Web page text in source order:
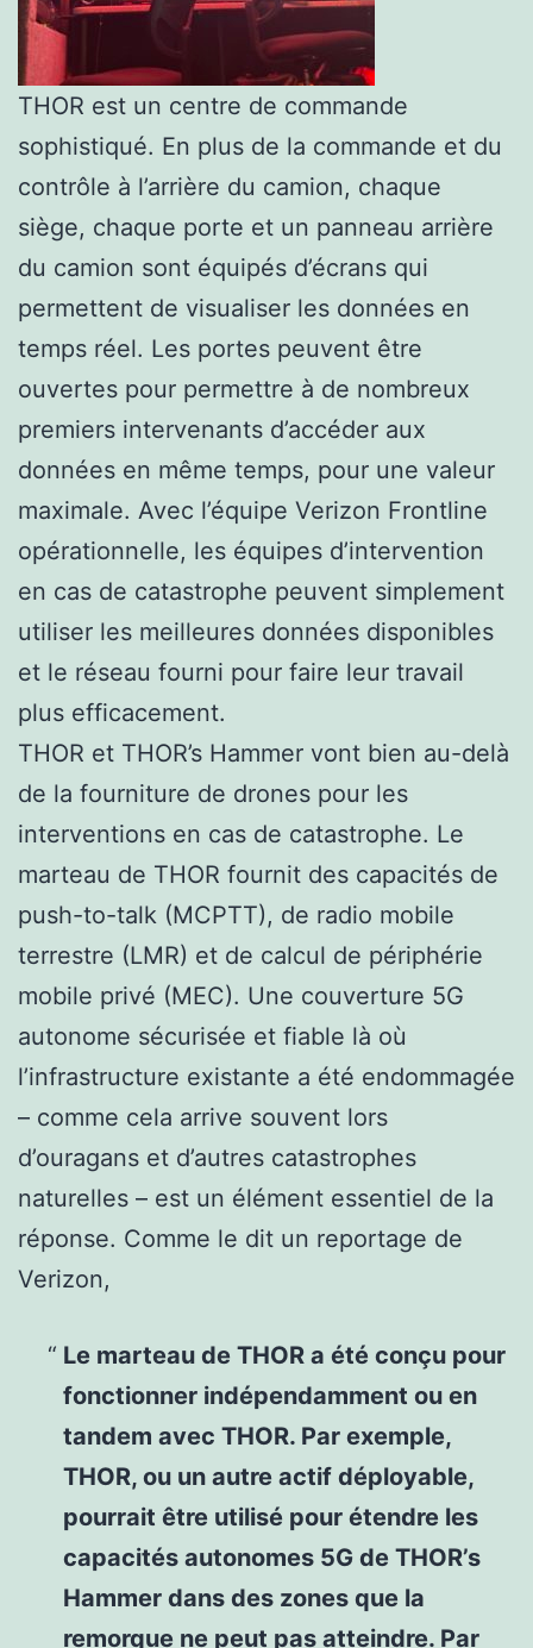
THOR est un centre de commande
sophistiqué. En plus de la commande et du
contrôle à l’arrière du camion, chaque
siège, chaque porte et un panneau arrière
du camion sont équipés d’écrans qui
permettent de visualiser les données en
temps réel. Les portes peuvent être
ouvertes pour permettre à de nombreux
premiers intervenants d’accéder aux
données en même temps, pour une valeur
maximale. Avec l’équipe Verizon Frontline
opérationnelle, les équipes d’intervention
en cas de catastrophe peuvent simplement
utiliser les meilleures données disponibles
et le réseau fourni pour faire leur travail
plus efficacement.
THOR et THOR’s Hammer vont bien au-delà
de la fourniture de drones pour les
interventions en cas de catastrophe. Le
marteau de THOR fournit des capacités de
push-to-talk (MCPTT), de radio mobile
terrestre (LMR) et de calcul de périphérie
mobile privé (MEC). Une couverture 5G
autonome sécurisée et fiable là où
l’infrastructure existante a été endommagée
– comme cela arrive souvent lors
d’ouragans et d’autres catastrophes
naturelles – est un élément essentiel de la
réponse. Comme le dit un reportage de
Verizon,
Le marteau de THOR a été conçu pour
fonctionner indépendamment ou en
tandem avec THOR. Par exemple,
THOR, ou un autre actif déployable,
pourrait être utilisé pour étendre les
capacités autonomes 5G de THOR’s
Hammer dans des zones que la
remorque ne peut pas atteindre. Par